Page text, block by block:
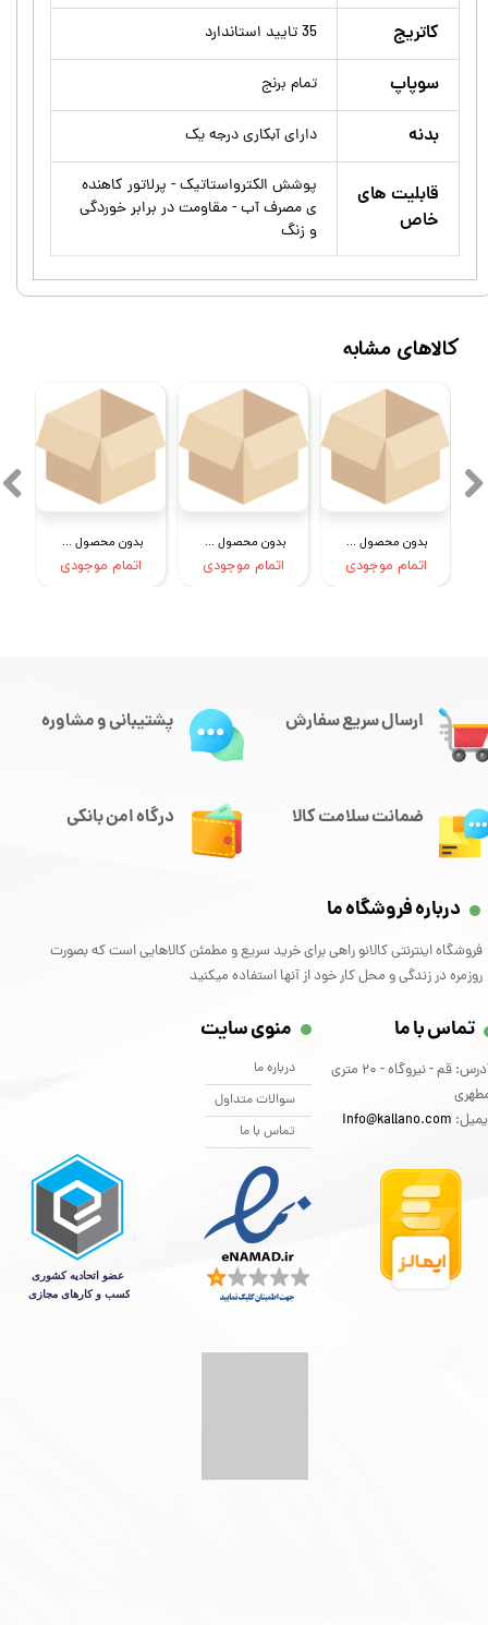
کاتریج 35 تایید استاندارد
سوپاپ تمام برنج
بدنه دارای آبکاری درجه یک
قابلیت های
خاص
پوشش الکترواستاتیک - پرلاتور کاهنده
ی مصرف آب - مقاومت در برابر خوردگی
و زنگ
بدون محصول جهت نمایش
اتمام موجودی
بدون محصول جهت نمایش
اتمام موجودی
بدون محصول جهت نمایش
اتمام موجودی
کالاهای مشابه
ارسال سریع سفارش
درگاه امن بانکی
پشتیبانی و مشاوره
ضمانت سلامت کالا
درباره فروشگاه ما
فروشگاه اینترنتی کالانو راهی برای خرید سریع و مطمئن کالاهایی است که بصورت
روزمره در زندگی و محل کار خود از آنها استفاده میکنید
تماس با ما
آدرس: قم - نیروگاه - 20 متری
info@kallano.com​​​​​​​
منوی سایت
درباره ما
سوالات متداول
تماس با ما